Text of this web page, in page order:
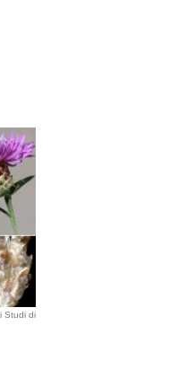
Studi di